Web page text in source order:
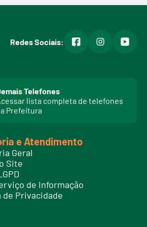
Redes Sociais: facebookinstagram
Telefones
lista completa de telefones
Prefeitura
e Atendimento
Geral
Site
de Informação
de Privacidade